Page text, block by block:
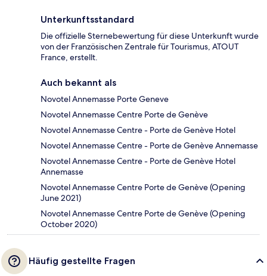
Unterkunftsstandard
Die offizielle Sternebewertung für diese Unterkunft wurde
von der Französischen Zentrale für Tourismus, ATOUT
France, erstellt.
Auch bekannt als
Novotel Annemasse Porte Geneve
Novotel Annemasse Centre Porte de Genève
Novotel Annemasse Centre - Porte de Genève Hotel
Novotel Annemasse Centre - Porte de Genève Annemasse
Novotel Annemasse Centre - Porte de Genève Hotel
Annemasse
Novotel Annemasse Centre Porte de Genève (Opening
June 2021)
Novotel Annemasse Centre Porte de Genève (Opening
October 2020)
Häufig gestellte Fragen